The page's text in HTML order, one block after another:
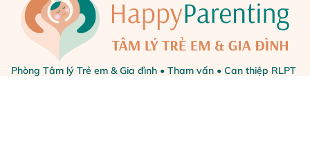
Phòng Tâm lý Trẻ em & Gia đình • Tham vấn • Can thiệp RLPT